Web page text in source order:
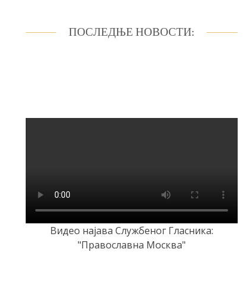
ПОСЛЕДЊЕ НОВОСТИ:
Видео најава Службеног Гласника:
"Православна Москва"